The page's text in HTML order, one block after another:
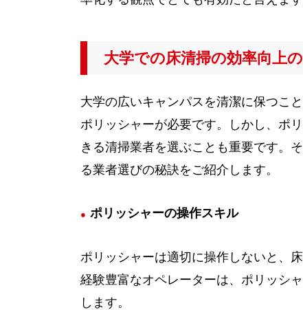
大学での床清掃の効率向上
大学の広いキャンパスを清潔に保つこ
ポリッシャーが必要です。しかし、ポ
きる清掃業者を選ぶことも重要です。
る業者選びの秘訣をご紹介します。
ポリッシャーの操作スキル
ポリッシャーは適切に操作しないと、
経験豊富なオペレーターは、ポリッシ
します。